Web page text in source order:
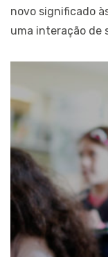
novo significado
uma interação de